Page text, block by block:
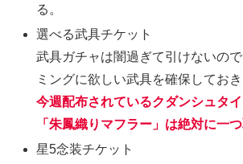
る。
選べる武具チケット
武具ガチャは闇過ぎて引けないの
ミングに欲しい武具を確保しておき
今週配布されているクダンシュタ
「朱鳳織りマフラー」は絶対に一
星5念装チケット